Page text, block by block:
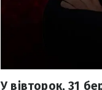
У вівторок, 31